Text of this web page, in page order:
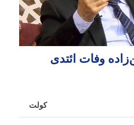
وفات ائتدی
کولت